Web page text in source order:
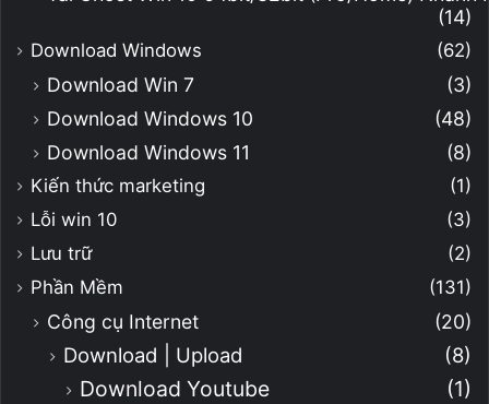
(14)
Download Windows (62)
Download Win 7
(3)
Download Windows 10
(48)
Download Windows 11
(8)
Kiến thức marketing
(1)
Lỗi win 10
(3)
Lưu trữ
(2)
Phần Mềm
(131)
Công cụ Internet (20)
Download | Upload (8)
Download Youtube (1)